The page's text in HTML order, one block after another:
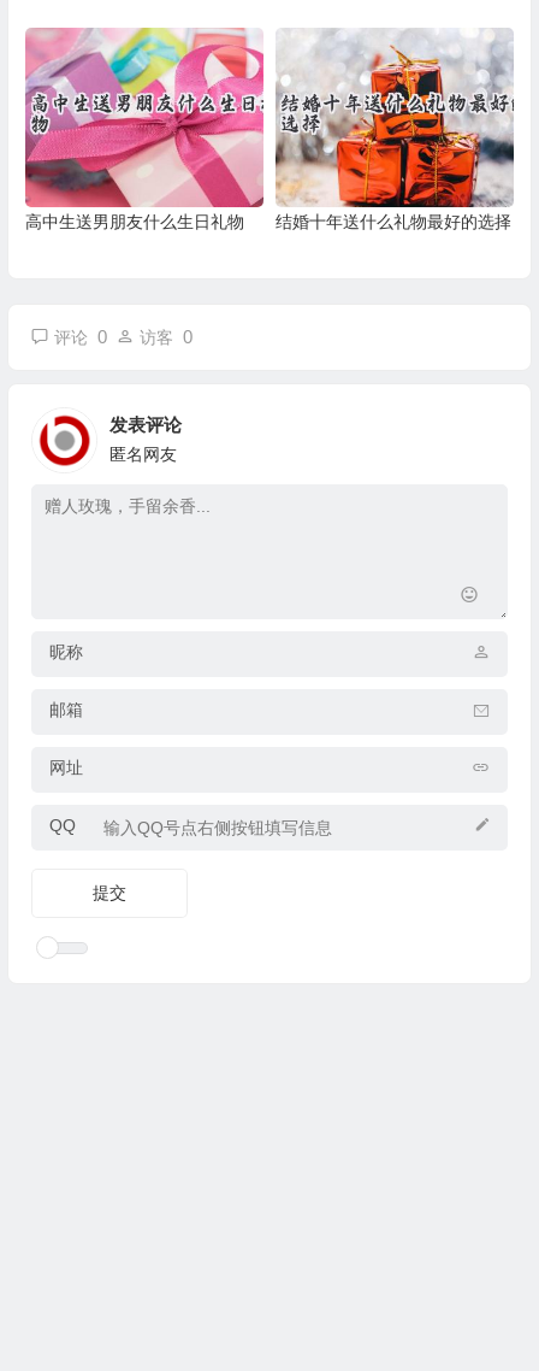
高中生送男朋友什么生日礼物 结婚十年送什么礼物最好的选择
评论 0 访客 0
发表评论
匿名网友
昵称
邮箱
网址
QQ